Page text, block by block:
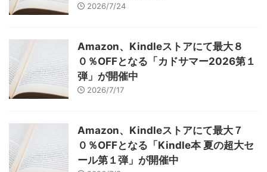
2026/7/24
Amazon、Kindleストアにて最大８
０％OFFとなる「カドサマー2026第１
弾」が開催中
2026/7/17
Amazon、Kindleストアにて最大７
０％OFFとなる「Kindle本 夏の超大セ
ール第１弾」が開催中